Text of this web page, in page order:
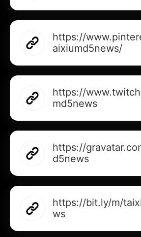
https://
aixiumd5news/
https://
md5news
https://
d5news
https://bit.ly/m/
ws